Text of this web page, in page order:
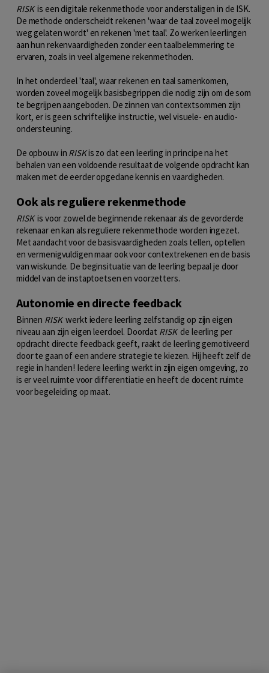
RISKis een digitale rekenmethode voor anderstaligen in de ISK.
De methode onderscheidt rekenen 'waar de taal zoveel mogelijk
weg gelaten wordt' en rekenen 'met taal'. Zo werken leerlingen
aan hun rekenvaardigheden zonder een taalbelemmering te
ervaren, zoals in veel algemene rekenmethoden.
In het onderdeel 'taal', waar rekenen en taal samenkomen,
worden zoveel mogelijk basisbegrippen die nodig zijn om de som
te begrijpen aangeboden. De zinnen van contextsommen zijn
kort, er is geen schriftelijke instructie, wel visuele- en audio-
ondersteuning.
De opbouw in RISKis zo dat een leerling in principe na het
behalen van een voldoende resultaat de volgende opdracht kan
maken met de eerder opgedane kennis en vaardigheden.
Ook als reguliere rekenmethode
RISKis voor zowel de beginnende rekenaar als de gevorderde
rekenaar en kan als reguliere rekenmethode worden ingezet.
Met aandacht voor de basisvaardigheden zoals tellen, optellen
en vermenigvuldigen maar ook voor contextrekenen en de basis
van wiskunde. De beginsituatie van de leerling bepaal je door
middel van de instaptoetsen en voorzetters.
Autonomie en directe feedback
Binnen RISKwerkt iedere leerling zelfstandig op zijn eigen
niveau aan zijn eigen leerdoel. Doordat RISKde leerling per
opdracht directe feedback geeft, raakt de leerling gemotiveerd
door te gaan of een andere strategie te kiezen. Hij heeft zelf de
regie in handen! Iedere leerling werkt in zijn eigen omgeving, zo
is er veel ruimte voor differentiatie en heeft de docent ruimte
voor begeleiding op maat.